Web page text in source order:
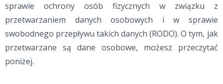
sprawie ochrony osób fizycznych w związku z
przetwarzaniem danych osobowych i w sprawie
swobodnego przepływu takich danych (RODO). O tym, jak
przetwarzane są dane osobowe, możesz przeczytać
poniżej.